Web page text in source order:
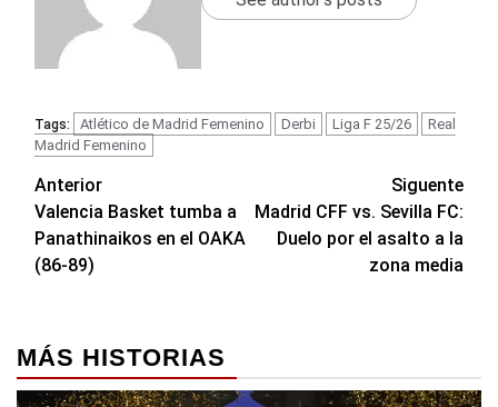
Tags: Atlético de Madrid Femenino Derbi Liga F 25/26
Real
Madrid Femenino
Navegación
de
entradas
Anterior
Valencia Basket tumba a
Panathinaikos en el OAKA
(86-89)
Siguente
Madrid CFF vs. Sevilla FC:
Duelo por el asalto a la
zona media
MÁS HISTORIAS